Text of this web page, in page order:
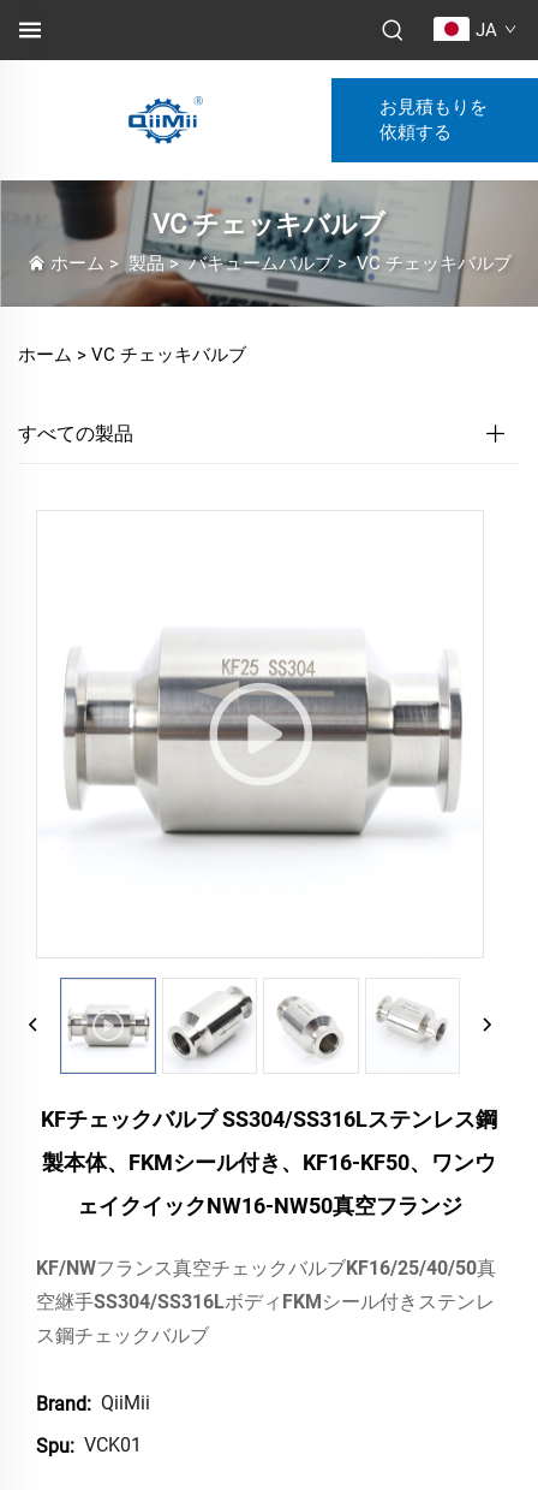
JA
お見積もりを
依頼する
VC チェッキバルブ
ホーム > 製品>バキュームバルブ>VC チェッキバルブ
ホーム > VC チェッキバルブ
すべての製品
KFチェックバルブ SS304/SS316Lステンレス鋼
製本体、FKMシール付き、KF16-KF50、ワンウ
ェイクイックNW16-NW50真空フランジ
KF/NWフランス真空チェックバルブKF16/25/40/50真
空継手SS304/SS316LボディFKMシール付きステンレ
ス鋼チェックバルブ
Brand: QiiMii
Spu: VCK01